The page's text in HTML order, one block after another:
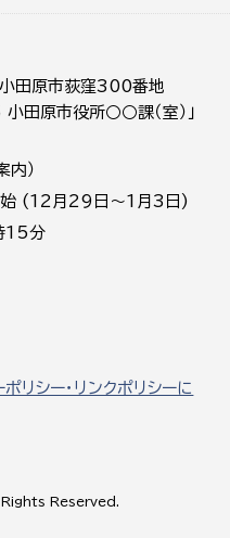
田原市荻窪300番地
田原市役所○○課（室）」
）
始 (12月29日～1月3日)
15分
リシー・リンクポリシーに
Reserved.